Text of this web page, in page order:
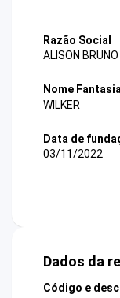
Razão Social
ALISON
Nome
WILKER
Data de
03/11/2022
Dados da
Código e